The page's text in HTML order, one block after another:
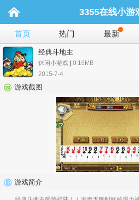
3355在线小游
首页 热门 最新
经典斗地主
休闲小游戏 | 0.16MB
2015-7-4
游戏截图
游戏简介